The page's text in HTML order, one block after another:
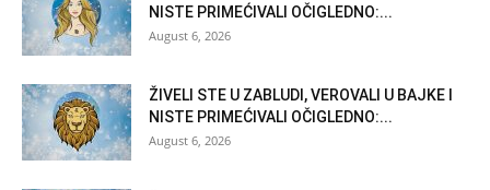
NISTE PRIMEĆIVALI OČIGLEDNO:...
August 6, 2026
ŽIVELI STE U ZABLUDI, VEROVALI U BAJKE I
NISTE PRIMEĆIVALI OČIGLEDNO:...
August 6, 2026